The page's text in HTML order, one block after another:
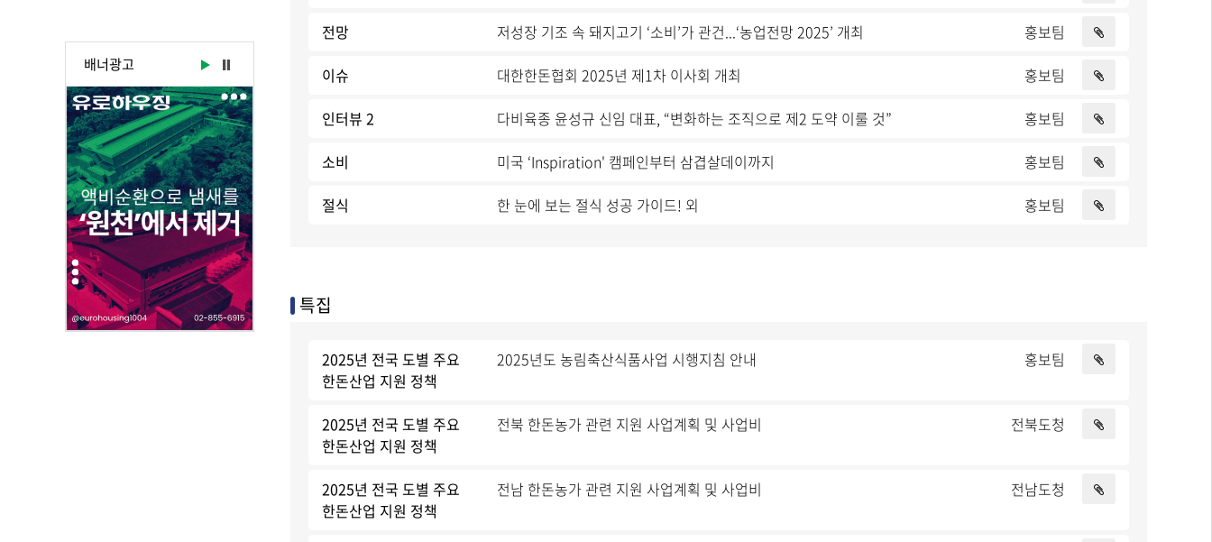
배너광고
전망
저성장 기조 속 돼지고기 ‘소비’가 관건...‘농업전망 2025’ 개최
홍보팀
이슈
대한한돈협회 2025년 제1차 이사회 개최
홍보팀
인터뷰 2
다비육종 윤성규 신임 대표, “변화하는 조직으로 제2 도약 이룰 것”
홍보팀
소비
미국 ‘Inspiration' 캠페인부터 삼겹살데이까지
홍보팀
절식
한 눈에 보는 절식 성공 가이드! 외 홍보팀
특집
2025년 전국 도별 주요
한돈산업 지원 정책
2025년도 농림축산식품사업 시행지침 안내 홍보팀
2025년 전국 도별 주요
한돈산업 지원 정책
전북 한돈농가 관련 지원 사업계획 및 사업비 전북도청
2025년 전국 도별 주요
한돈산업 지원 정책
전남 한돈농가 관련 지원 사업계획 및 사업비 전남도청